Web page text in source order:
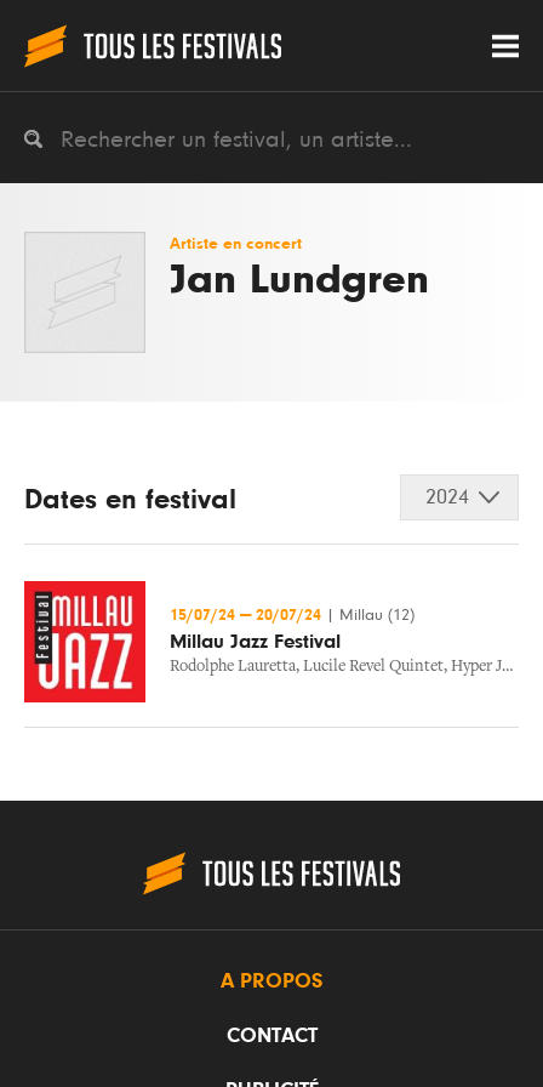
Artiste en concert
Jan Lundgren
Dates en festival 2024
15/07/24 — 20/07/24 Millau (12)
Millau Jazz Festival
Rodolphe Lauretta, Lucile Revel Quintet, Hyper Jacuzzi
A PROPOS
CONTACT